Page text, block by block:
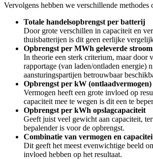
Vervolgens hebben we verschillende methodes
Totale handelsopbrengst per batterij
Door grote verschillen in capaciteit en
thuisbatterijen is dit geen eerlijke
Opbrengst per MWh geleverde stroom
In theorie een sterk criterium, maar door
rapportage (van laden/ontladen energie)
aansturingspartijen betrouwbaar
Opbrengst per kW (ontlaadvermogen)
Vermogen heeft een grote invloed op
capaciteit mee te wegen is dit een te
Opbrengst per kWh opslagcapaciteit
Geeft juist veel gewicht aan capaciteit,
bepalender is voor de opbrengst.
Combinatie van vermogen en
Dit geeft het meest evenwichtige beeld
invloed hebben op het resultaat.